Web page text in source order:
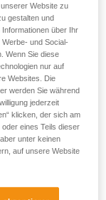
mehreren
jeden Fixpunkt
Website zu
gestalten und
über Ihr
und Social-
Wenn Sie diese
nur auf
Websites. Die
werden Sie während
jederzeit
klicken, der sich am
eines Teils dieser
unter keinen
auf unsere Website